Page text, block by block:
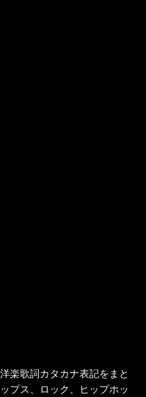
楽歌詞カタカナ表記をまと
プス、ロック、ヒップホッ